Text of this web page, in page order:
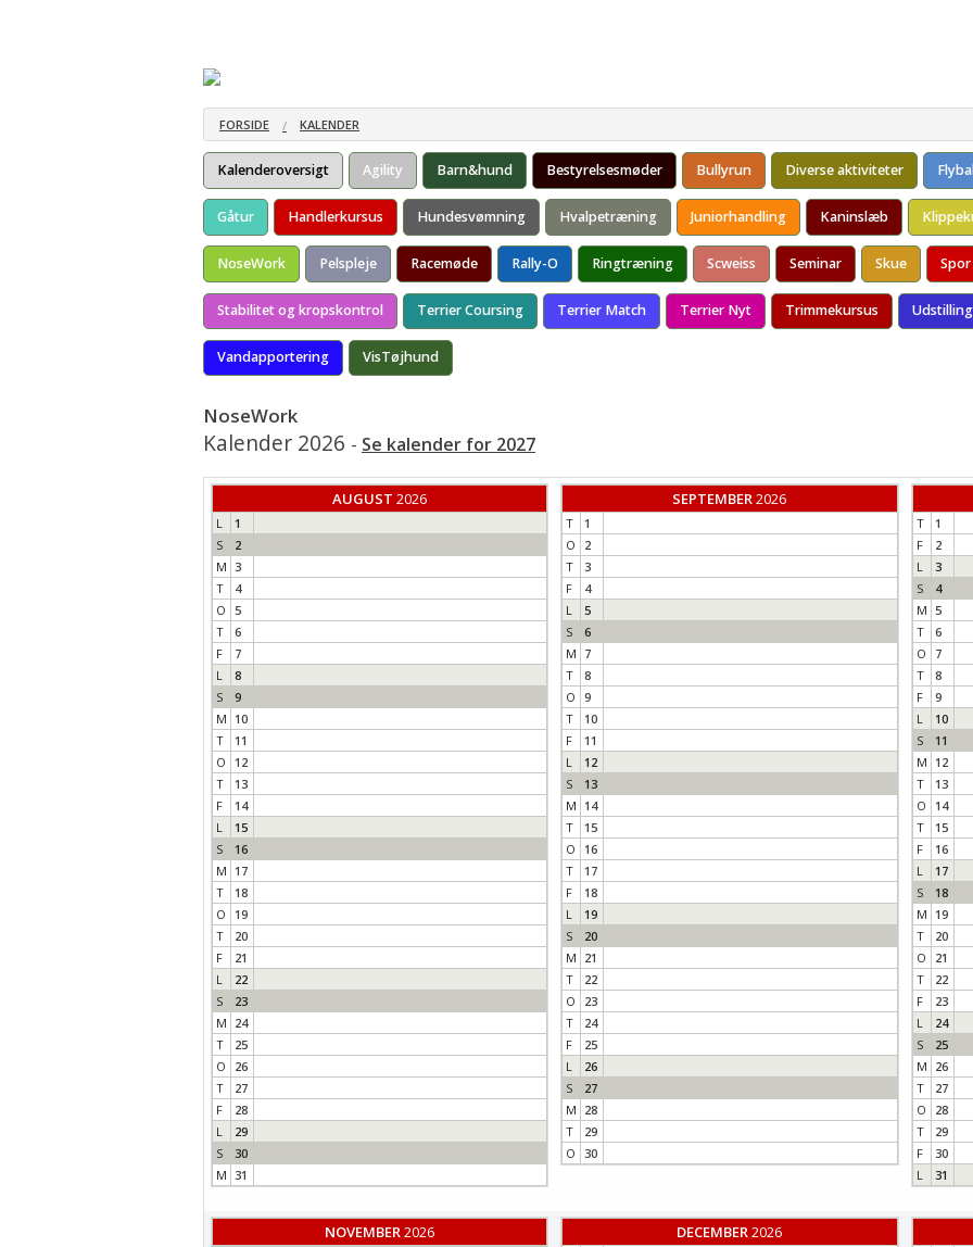
Pasningsvejledning
RAS
FCI standard
Ansvar
Hvalpekuld HC
HD/AD
Tænder
Hudlidelser
Mentalbeskrivelse
Pointoptælling til Årets SBT
Årets Staffordshire Bull Terrier 2025
Årets Staffordshire
Open show
FORSIDE KALENDER
Kalenderoversigt Agility Barn&hund Bestyrelsesmøder Bullyrun Diverse aktiviteter
Gåtur Handlerkursus Hundesvømning Hvalpetræning Juniorhandling Kaninslæb
NoseWork Pelspleje Racemøde Rally-O Ringtræning Scweiss Seminar Skue
Stabilitet og kropskontrol Terrier Coursing Terrier Match Terrier Nyt Trimmekursus Udstilling
Vandapportering VisTøjhund
NoseWork
Kalender 2026 - Se kalender for 2027
AUGUST 2026
L
1
S
2
M 3
T
4
O 5
T
6
F
7
L
8
S
9
M 10
T
11
O
12
T
13
F
14
L
15
S
16
M 17
T
18
O
19
T
20
F
21
L
22
S
23
M 24
T
25
O
26
T
27
F
28
L
29
S
30
M 31
SEPTEMBER2026
T
1
O
2
T
3
F
4
L
5
S
6
M 7
T
8
O 9
T
10
F
11
L
12
S
13
M 14
T
15
O
16
T
17
F
18
L
19
S
20
M 21
T
22
O
23
T
24
F
25
L
26
S
27
M 28
T
29
O 30
T
1
F
2
L
3
S
4
M 5
T
6
O
7
T
8
F
9
L
10
S
11
M 12
T
13
O
14
T
15
F
16
L
17
S
18
M 19
T
20
O
21
T
22
F
23
L
24
S
25
M 26
T
27
O
28
T
29
F
30
L
31
NOVEMBER2026 DECEMBER2026